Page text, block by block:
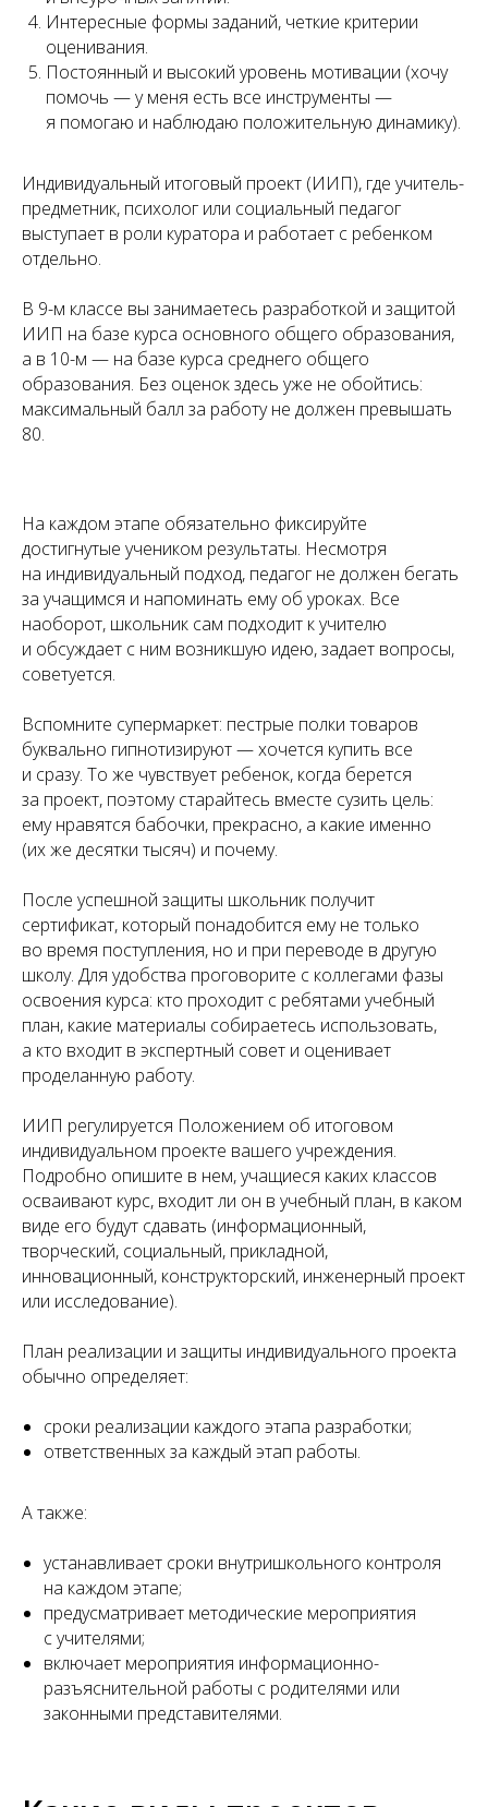
Интересные формы заданий, четкие критерии
оценивания.
Постоянный и высокий уровень мотивации (хочу
помочь — у меня есть все инструменты —
я помогаю и наблюдаю положительную динамику).
Индивидуальный итоговый проект (ИИП), где учитель-
предметник, психолог или социальный педагог
выступает в роли куратора и работает с ребенком
отдельно.
В 9-м классе вы занимаетесь разработкой и защитой
ИИП на базе курса основного общего образования,
а в 10-м — на базе курса среднего общего
образования. Без оценок здесь уже не обойтись:
максимальный балл за работу не должен превышать
80.
На каждом этапе обязательно фиксируйте
достигнутые учеником результаты. Несмотря
на индивидуальный подход, педагог не должен бегать
за учащимся и напоминать ему об уроках. Все
наоборот, школьник сам подходит к учителю
и обсуждает с ним возникшую идею, задает вопросы,
советуется.
Вспомните супермаркет: пестрые полки товаров
буквально гипнотизируют — хочется купить все
и сразу. То же чувствует ребенок, когда берется
за проект, поэтому старайтесь вместе сузить цель:
ему нравятся бабочки, прекрасно, а какие именно
(их же десятки тысяч) и почему.
После успешной защиты школьник получит
сертификат, который понадобится ему не только
во время поступления, но и при переводе в другую
школу. Для удобства проговорите с коллегами фазы
освоения курса: кто проходит с ребятами учебный
план, какие материалы собираетесь использовать,
а кто входит в экспертный совет и оценивает
проделанную работу.
ИИП регулируется Положением об итоговом
индивидуальном проекте вашего учреждения.
Подробно опишите в нем, учащиеся каких классов
осваивают курс, входит ли он в учебный план, в каком
виде его будут сдавать (информационный,
творческий, социальный, прикладной,
инновационный, конструкторский, инженерный проект
или исследование).
План реализации и защиты индивидуального проекта
обычно определяет:
сроки реализации каждого этапа разработки;
ответственных за каждый этап работы.
А также:
устанавливает сроки внутришкольного контроля
на каждом этапе;
предусматривает методические мероприятия
с учителями;
включает мероприятия информационно-
разъяснительной работы с родителями или
законными представителями.